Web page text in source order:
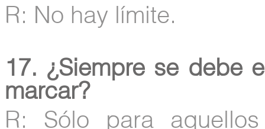
R: No hay límite.
17. ¿Siempre se debe
marcar?
R: Sólo para